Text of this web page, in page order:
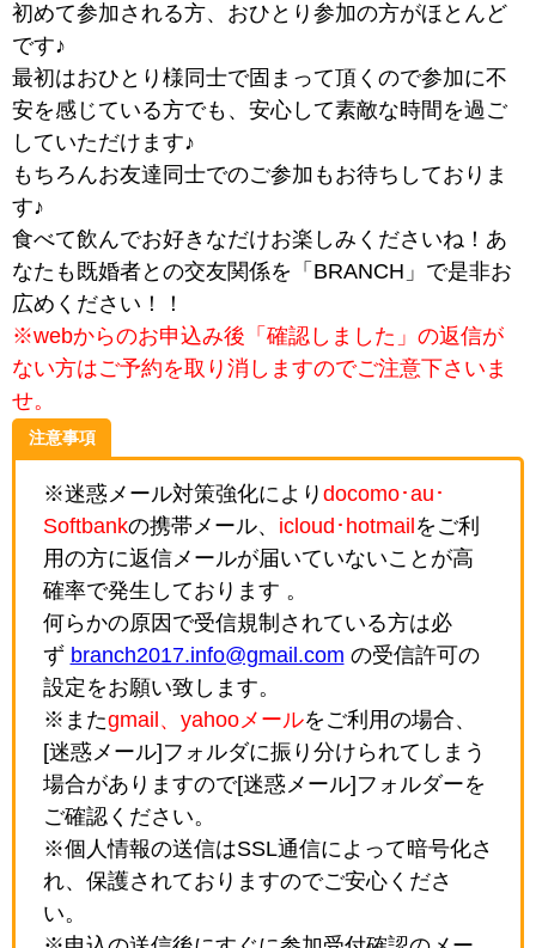
初めて参加される方、おひとり参加の方がほとんど
です♪
最初はおひとり様同士で固まって頂くので参加に不
安を感じている方でも、安心して素敵な時間を過ご
していただけます♪
もちろんお友達同士でのご参加もお待ちしておりま
す♪
食べて飲んでお好きなだけお楽しみくださいね！あ
なたも既婚者との交友関係を「BRANCH」で是非お
広めください！！
※webからのお申込み後「確認しました」の返信が
ない方はご予約を取り消しますのでご注意下さいま
せ。
注意事項
※迷惑メール対策強化により docomo･au･
Softbankの携帯メール、 icloud･hotmail をご利
用の方に返信メールが届いていないことが高
確率で発生しております 。
何らかの原因で受信規制されている方は必
ず branch2017.info@gmail.com の受信許可の
設定をお願い致します。
※またgmail、yahooメールをご利用の場合、
[迷惑メール]フォルダに振り分けられてしまう
場合がありますので[迷惑メール]フォルダーを
ご確認ください。
※個人情報の送信はSSL通信によって暗号化さ
れ、保護されておりますのでご安心くださ
い。